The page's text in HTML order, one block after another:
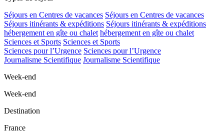
Séjours en Centres de vacances Séjours en Centres de vacances
Séjours itinérants & expéditions Séjours itinérants & expéditions
hébergement en gîte ou chalet hébergement en gîte ou chalet
Sciences et Sports Sciences et Sports
Sciences pour l’Urgence Sciences pour l’Urgence
Journalisme Scientifique Journalisme Scientifique
Week-end
Week-end
Destination
France